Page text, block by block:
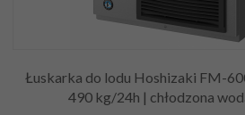
Łuskarka do lodu Hoshizaki FM-
490 kg/24h | chłodzona